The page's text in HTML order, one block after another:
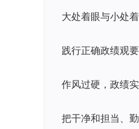
大处着眼与小处
践行正确政绩观
作风过硬，政绩
把干净和担当、